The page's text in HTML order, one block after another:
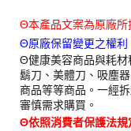
Θ本產品文案為原廠
Θ原廠保留變更之權
Θ健康美容商品與耗材
鬍刀、美體刀、吸塵
商品等等商品。一經
審慎需求購買。
Θ依照消費者保護法規